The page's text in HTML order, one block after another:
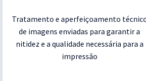
Tratamento e aperfeiçoamento
de imagens enviadas para garantir a
nitidez e a qualidade necessária para a
impressão